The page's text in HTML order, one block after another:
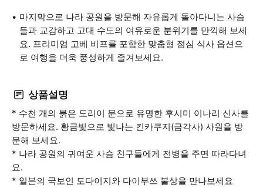
마지막으로 나라 공원을 방문해 자유롭게 돌아다니는 사슴
들과 교감하고 고대 수도의 여유로운 분위기를 만끽해 보세
요. 프리미엄 고베 비프를 포함한 맞춤형 점심 식사 옵션으
로 여행을 더욱 풍성하게 즐겨보세요.
상품설명
* 수천 개의 붉은 도리이 문으로 유명한 후시미 이나리 신사를
방문하세요. 황금빛으로 빛나는 킨카쿠지(금각사) 사원을 방
문해 보세요.
* 나라 공원의 귀여운 사슴 친구들에게 전병을 주면 따라다녀
요.
* 일본의 국보인 도다이지와 다이부쓰 불상을 만나보세요